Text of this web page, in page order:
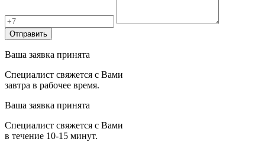
Отправить
Ваша заявка принята
Специалист свяжется с Вами
завтра в рабочее время.
Ваша заявка принята
Специалист свяжется с Вами
в течение 10-15 минут.